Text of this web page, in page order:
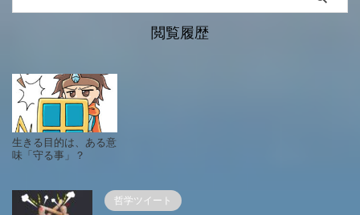
閲覧履歴
生きる目的は、ある意
味「守る事」？
哲学ツイート